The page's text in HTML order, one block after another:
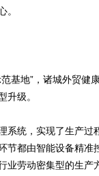
。
地”，诸城外贸健
升级。
统，实现了生产过
节都由智能设备精准
业劳动密集型的生产